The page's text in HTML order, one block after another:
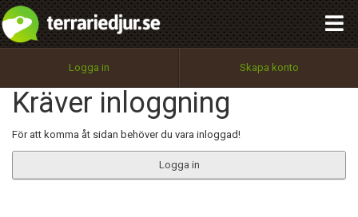
Logga in Skapa konto
Kräver inloggning
För att komma åt sidan behöver du vara inloggad!
Logga in
Utför
100%
OK
integritetspolicy
Namn:
Epost:
Begär nytt lösenord
Tillbaka till förstasidan